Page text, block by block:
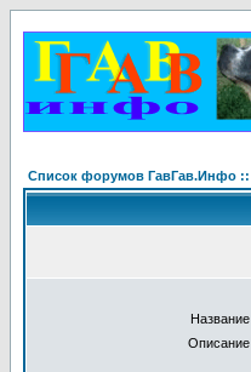
Список форумов ГавГав.Инфо
Описание